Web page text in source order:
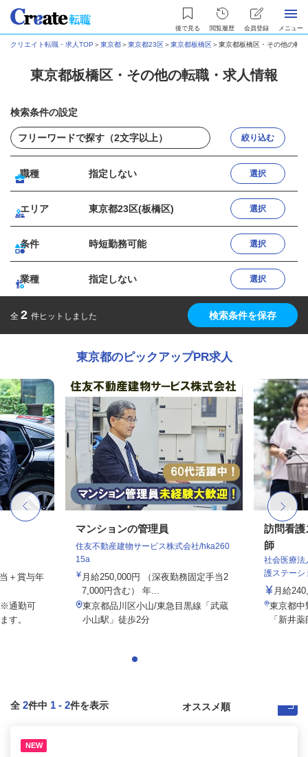
後で見る 閲覧履歴 会員登録 メニュー
クリエイト転職・求人TOP ＞東京都＞東京都23区＞東京都板橋区＞東京都板橋区・その他の転
東京都板橋区・その他の転職・求人情報
検索条件の設定
絞り込む
職種 指定しない 選択
エリア 東京都23区(板橋区) 選択
条件 時短勤務可能 選択
業種 指定しない 選択
全 2 件ヒットしました 検索条件を保存
東京都のピックアップPR求人
＋賞与年
通勤可
す。
マンションの管理員
住友不動産建物サービス株式会社/hka260
15a
月給250,000円 （深夜勤務固定手当2
7,000円含む） 年...
東京都品川区小山/東急目黒線「武蔵
小山駅」徒歩2分
訪問看護
師
社会医療
護ステーシ
月給
東京都中
「新井
全 2件中 1 - 2件を表示
NEW